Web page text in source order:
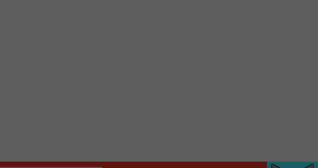
locale vous sont maintenant accessibles en un clic!